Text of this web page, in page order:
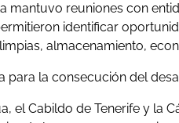
mantuvo reuniones con
identificar
almacenamiento,
la consecución del
el Cabildo de Tenerife y la